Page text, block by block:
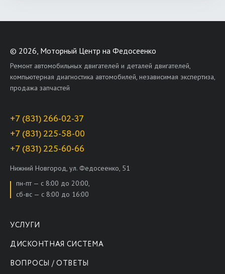
© 2026, Моторный Центр на Федосеенко
Ремонт автомобильных двигателей и деталей двигателей,
компьютерная диагностика автомобилей, независимая экспертиза,
продажа запчастей
+7 (831) 266-02-37
+7 (831) 225-58-00
+7 (831) 225-60-66
Нижний Новгород, ул. Федосеенко, 51
пн-пт — с 8:00 до 20:00,
сб-вс — с 8:00 до 16:00
УСЛУГИ
ДИСКОНТНАЯ СИСТЕМА
ВОПРОСЫ / ОТВЕТЫ